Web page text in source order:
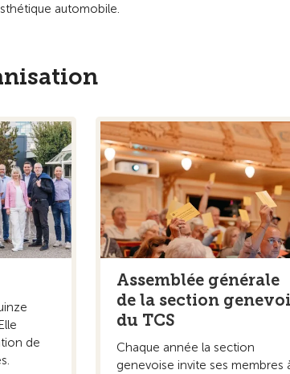
automobile.
de
Assemblée générale
de la section
du TCS
Chaque année la section
genevoise invite ses membres